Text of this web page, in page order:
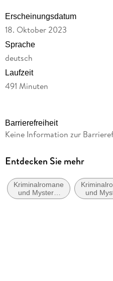
Erscheinungsdatum
18. Oktober 2023
Sprache
deutsch
Laufzeit
491 Minuten
Sprecher/Sprecherin
Regie
Angela Kübrich
Barrierefreiheit
Keine Information zur
Entdecken Sie mehr
Kriminalromane
und Mystery:
Polizeiarbeit &
und